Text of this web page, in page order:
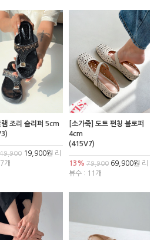
램 조리 슬리퍼 5cm
49,90019,900원 리
개
[소가죽] 도트 펀칭 블로퍼
4cm
(415V7)
13% 79,90069,900원 리
뷰수 : 11개